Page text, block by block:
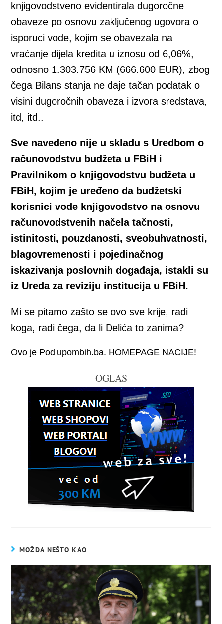
knjigovodstveno evidentirala dugoročne
obaveze po osnovu zaključenog ugovora o
isporuci vode, kojim se obavezala na
vraćanje dijela kredita u iznosu od 6,06%,
odnosno 1.303.756 KM (666.600 EUR), zbog
čega Bilans stanja ne daje tačan podatak o
visini dugoročnih obaveza i izvora sredstava,
itd, itd..
Sve navedeno nije u skladu s Uredbom o
računovodstvu budžeta u FBiH i
Pravilnikom o knjigovodstvu budžeta u
FBiH, kojim je uređeno da budžetski
korisnici vode knjigovodstvo na osnovu
računovodstvenih načela tačnosti,
istinitosti, pouzdanosti, sveobuhvatnosti,
blagovremenosti i pojedinačnog
iskazivanja poslovnih događaja, istakli su
iz Ureda za reviziju institucija u FBiH.
Mi se pitamo zašto se ovo sve krije, radi
koga, radi čega, da li Delića to zanima?
Ovo je Podlupombih.ba. HOMEPAGE NACIJE!
OGLAS
MOŽDA NEŠTO KAO